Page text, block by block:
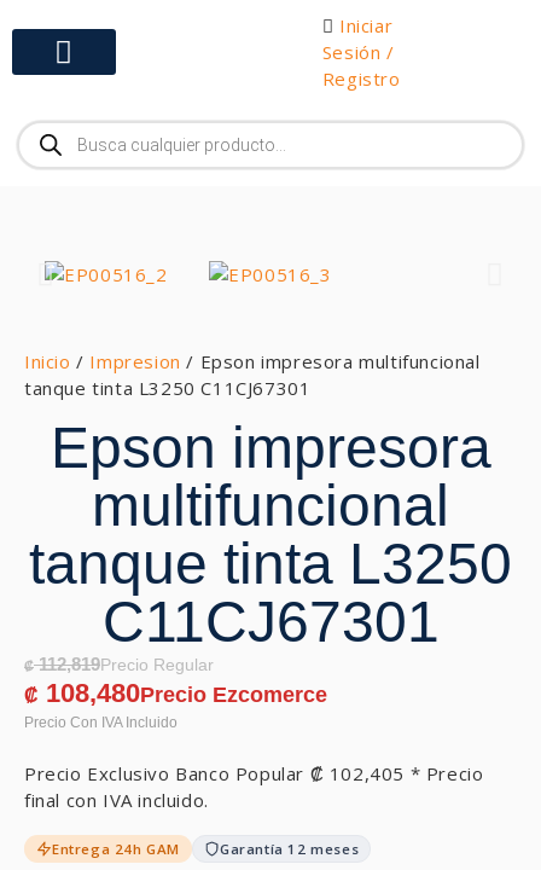
Iniciar
Sesión /
Registro
Inicio / Impresion / Epson impresora multifuncional
tanque tinta L3250 C11CJ67301
Epson impresora
multifuncional
tanque tinta L3250
C11CJ67301
₡112,819
₡ 108,480
Precio Exclusivo Banco Popular ₡ 102,405 * Precio
final con IVA incluido.
Entrega 24h GAM Garantía 12 meses